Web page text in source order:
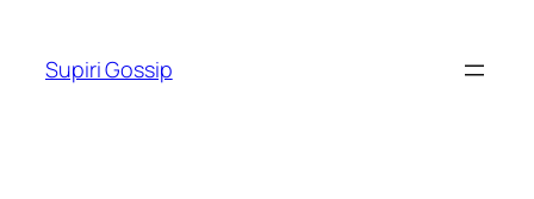
content
Supiri Gossip